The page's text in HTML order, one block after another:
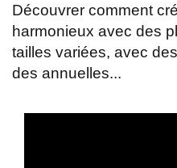
Découvrer comment
harmonieux avec des
tailles variées, avec
des annuelles...